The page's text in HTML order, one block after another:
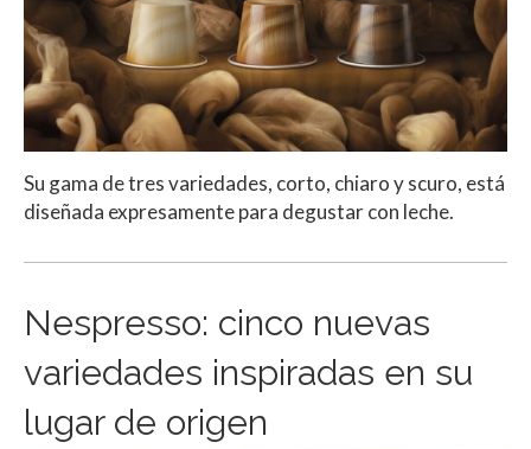
Su gama de tres variedades, corto, chiaro y scuro, está
diseñada expresamente para degustar con leche.
Nespresso: cinco nuevas
variedades inspiradas en su
lugar de origen